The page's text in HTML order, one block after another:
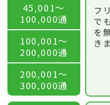
フ
で
を
き
45,001〜
100,000通
100,001〜
200,000通
200,001〜
300,000通